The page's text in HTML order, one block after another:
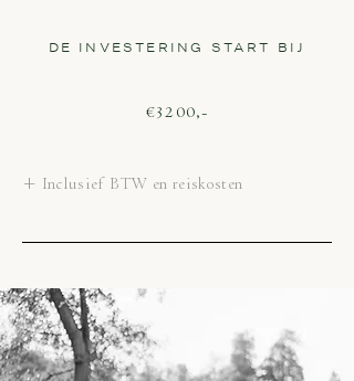
DE INVESTERING START BIJ
€3200,-
+ Inclusief BTW en reiskosten